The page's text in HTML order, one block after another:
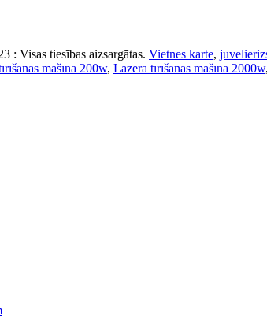
Visas tiesības aizsargātas. Vietnes karte,
mašīna 200w, Lāzera tīrīšanas mašīna 2000w,